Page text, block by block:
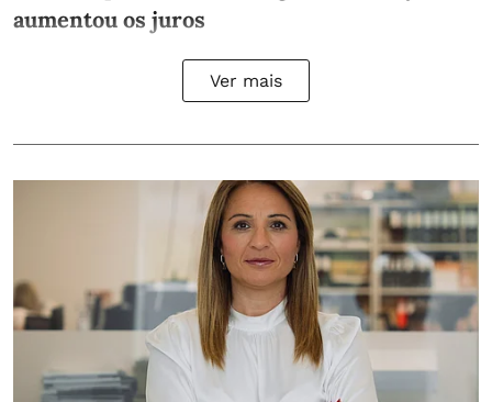
aumentou os juros
Ver mais